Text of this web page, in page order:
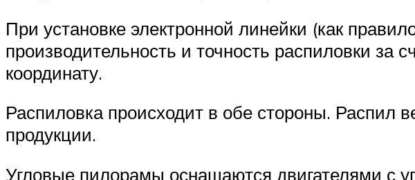
При установке электронной линейки (как
производительность и точность распиловки за
координату.
Распиловка происходит в обе стороны. Распил
продукции.
Угловые пилорамы оснащаются двигателями с